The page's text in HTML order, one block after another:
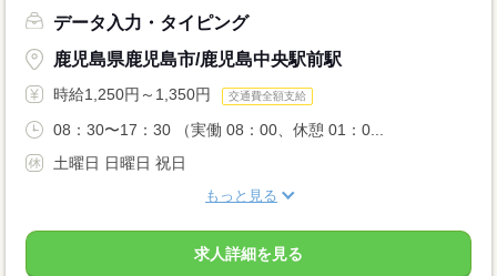
データ入力・タイピング
鹿児島県鹿児島市/鹿児島中央駅前駅
時給1,250円～1,350円 交通費全額支給
08：30〜17：30 （実働 08：00、休憩 01：0...
土曜日 日曜日 祝日
もっと見る
求人詳細を見る